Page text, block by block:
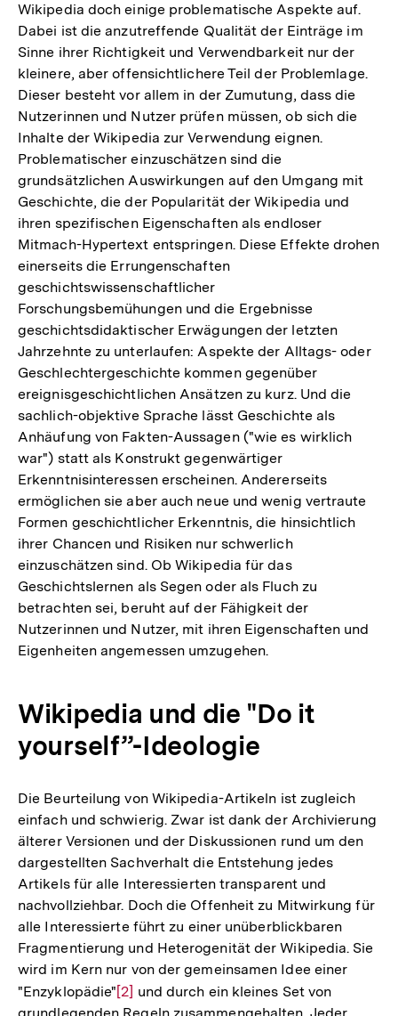
Wikipedia doch einige problematische Aspekte auf.
Dabei ist die anzutreffende Qualität der Einträge im
Sinne ihrer Richtigkeit und Verwendbarkeit nur der
kleinere, aber offensichtlichere Teil der Problemlage.
Dieser besteht vor allem in der Zumutung, dass die
Nutzerinnen und Nutzer prüfen müssen, ob sich die
Inhalte der Wikipedia zur Verwendung eignen.
Problematischer einzuschätzen sind die
grundsätzlichen Auswirkungen auf den Umgang mit
Geschichte, die der Popularität der Wikipedia und
ihren spezifischen Eigenschaften als endloser
Mitmach-Hypertext entspringen. Diese Effekte drohen
einerseits die Errungenschaften
geschichtswissenschaftlicher
Forschungsbemühungen und die Ergebnisse
geschichtsdidaktischer Erwägungen der letzten
Jahrzehnte zu unterlaufen: Aspekte der Alltags- oder
Geschlechtergeschichte kommen gegenüber
ereignisgeschichtlichen Ansätzen zu kurz. Und die
sachlich-objektive Sprache lässt Geschichte als
Anhäufung von Fakten-Aussagen ("wie es wirklich
war") statt als Konstrukt gegenwärtiger
Erkenntnisinteressen erscheinen. Andererseits
ermöglichen sie aber auch neue und wenig vertraute
Formen geschichtlicher Erkenntnis, die hinsichtlich
ihrer Chancen und Risiken nur schwerlich
einzuschätzen sind. Ob Wikipedia für das
Geschichtslernen als Segen oder als Fluch zu
betrachten sei, beruht auf der Fähigkeit der
Nutzerinnen und Nutzer, mit ihren Eigenschaften und
Eigenheiten angemessen umzugehen.
Wikipedia und die "Do it
yourself”-Ideologie
Die Beurteilung von Wikipedia-Artikeln ist zugleich
einfach und schwierig. Zwar ist dank der Archivierung
älterer Versionen und der Diskussionen rund um den
dargestellten Sachverhalt die Entstehung jedes
Artikels für alle Interessierten transparent und
nachvollziehbar. Doch die Offenheit zu Mitwirkung für
alle Interessierte führt zu einer unüberblickbaren
Fragmentierung und Heterogenität der Wikipedia. Sie
wird im Kern nur von der gemeinsamen Idee einer
"Enzyklopädie" Zur
[2] und durch ein kleines Set von